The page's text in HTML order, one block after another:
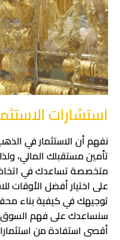
استشارات
نفهم أن الاستثمار في
تأمين مستقبلك المالي،
متخصصة تساعدك في اتخاذ
على اختيار أفضل الأوقات
توجيهك في كيفية بناء
سنساعدك على فهم السوق
أقصى استفادة من